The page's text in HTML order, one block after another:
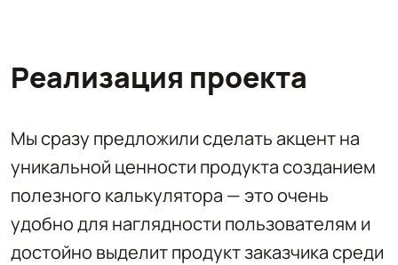
Реализация проекта
Мы сразу предложили сделать акцент на
уникальной ценности продукта созданием
полезного калькулятора — это очень
удобно для наглядности пользователям и
достойно выделит продукт заказчика среди